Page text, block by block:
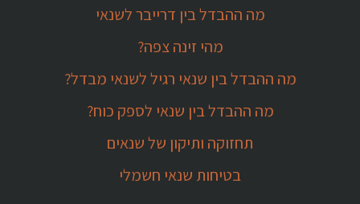
מה ההבדל בין דרייבר לשנאי
מהי זינה צפה?
מה ההבדל בין שנאי רגיל לשנאי מבדל?
מה ההבדל בין שנאי לספק כוח?
תחזוקה ותיקון של שנאים
בטיחות שנאי חשמלי